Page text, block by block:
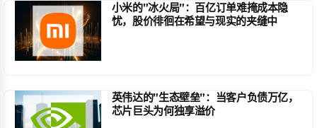
小米的”冰火局”：百亿订单难掩成本隐
忧，股价徘徊在希望与现实的夹缝中
英伟达的”生态壁垒”：当客户负债万亿，
芯片巨头为何独享溢价